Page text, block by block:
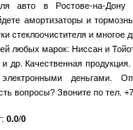
авто в Ростове-на-Дону
амортизаторы и
стеклоочистителя и многое
любых марок: Ниссан и
др. Качественная
деньгами.
вопросы? Звоните по тел.
: 0.0/0